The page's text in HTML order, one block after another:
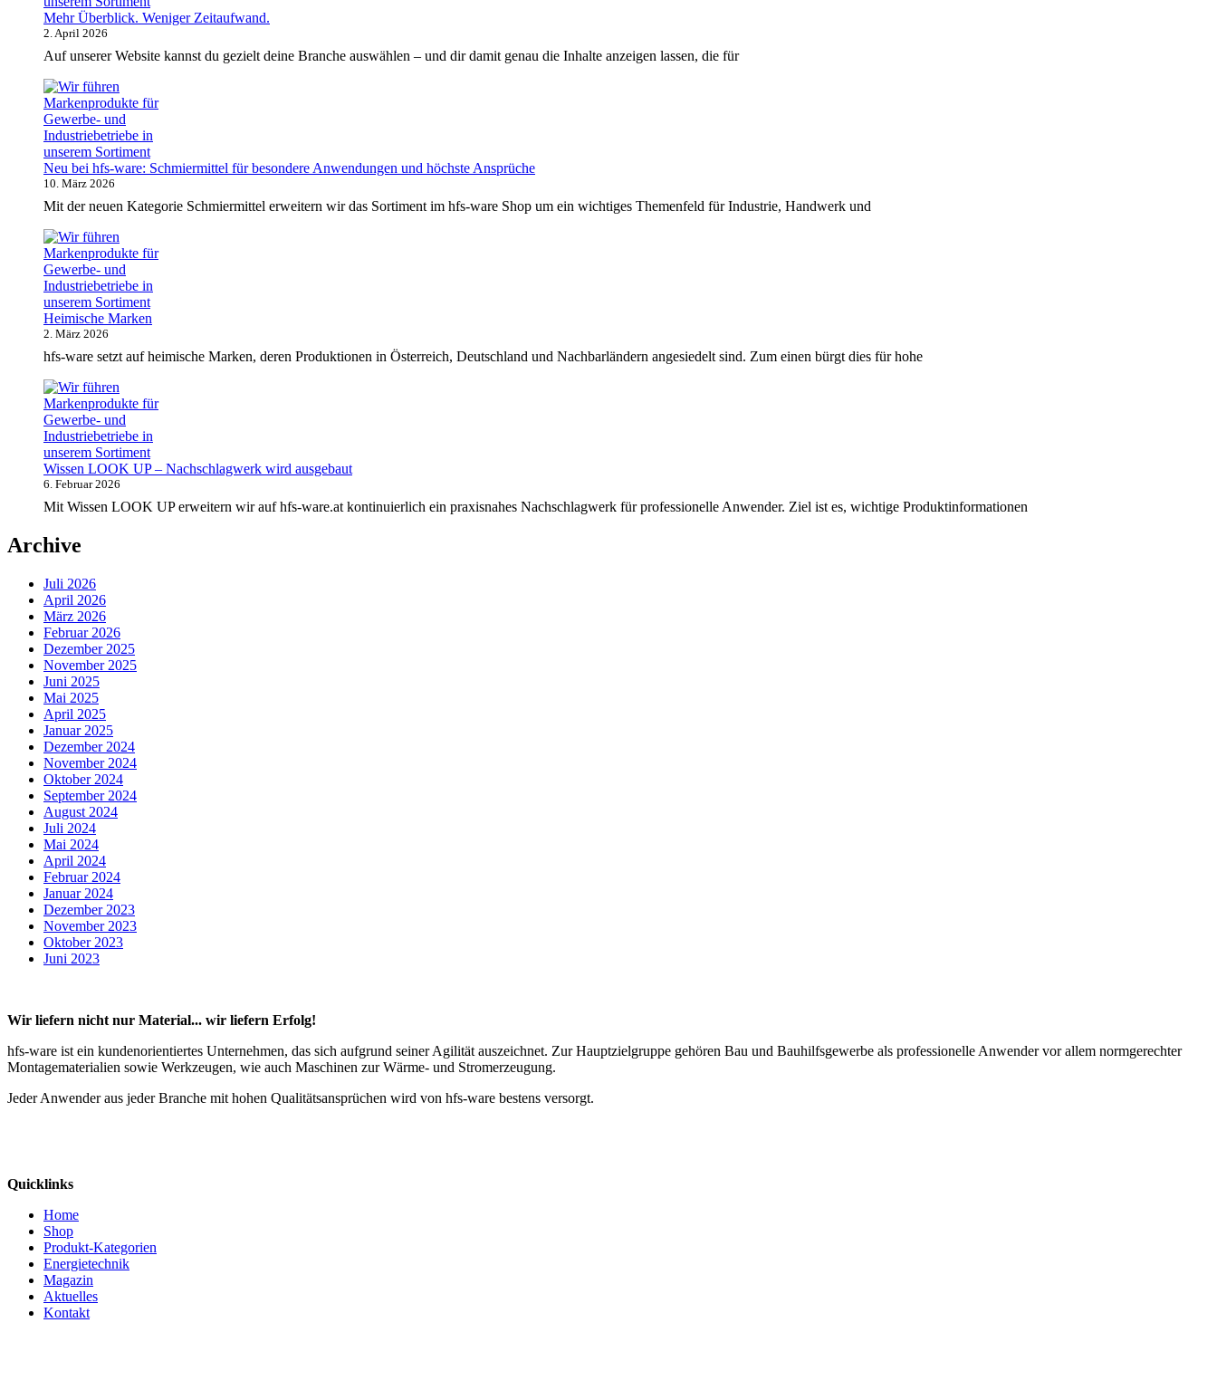
Mehr Überblick. Weniger Zeitaufwand.
2. April 2026
Auf unserer Website kannst du gezielt deine Branche auswählen – und dir damit genau die Inhalte anzeigen lassen, die für
Neu bei hfs-ware: Schmiermittel für besondere Anwendungen und höchste Ansprüche
10. März 2026
Mit der neuen Kategorie Schmiermittel erweitern wir das Sortiment im hfs-ware Shop um ein wichtiges Themenfeld für Industrie, Handwerk und
Heimische Marken
2. März 2026
hfs-ware setzt auf heimische Marken, deren Produktionen in Österreich, Deutschland und Nachbarländern angesiedelt sind. Zum einen bürgt dies für hohe
Wissen LOOK UP – Nachschlagwerk wird ausgebaut
6. Februar 2026
Mit Wissen LOOK UP erweitern wir auf hfs-ware.at kontinuierlich ein praxisnahes Nachschlagwerk für professionelle Anwender. Ziel ist es, wichtige Produktinformationen
Archive
Juli 2026
April 2026
März 2026
Februar 2026
Dezember 2025
November 2025
Juni 2025
Mai 2025
April 2025
Januar 2025
Dezember 2024
November 2024
Oktober 2024
September 2024
August 2024
Juli 2024
Mai 2024
April 2024
Februar 2024
Januar 2024
Dezember 2023
November 2023
Oktober 2023
Juni 2023
Wir liefern nicht nur Material... wir liefern Erfolg!
hfs-ware ist ein kundenorientiertes Unternehmen, das sich aufgrund seiner Agilität auszeichnet. Zur Hauptzielgruppe gehören Bau und Bauhilfsgewerbe als professionelle Anwender vor allem normgerechter
Montagematerialien sowie Werkzeugen, wie auch Maschinen zur Wärme- und Stromerzeugung.
Jeder Anwender aus jeder Branche mit hohen Qualitätsansprüchen wird von hfs-ware bestens versorgt.
Quicklinks
Home
Shop
Produkt-Kategorien
Energietechnik
Magazin
Aktuelles
Kontakt